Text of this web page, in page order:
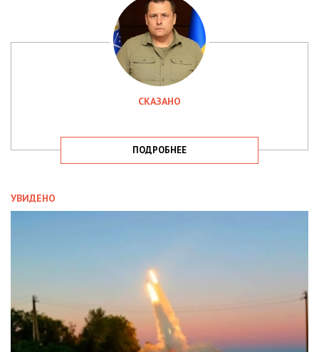
СКАЗАНО
ПОДРОБНЕЕ
УВИДЕНО